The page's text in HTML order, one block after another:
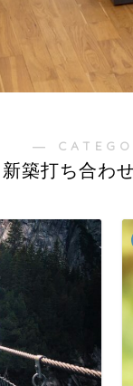
―
新築打ち合わ